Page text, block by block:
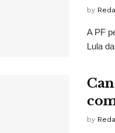
by
A PF
Lula
by